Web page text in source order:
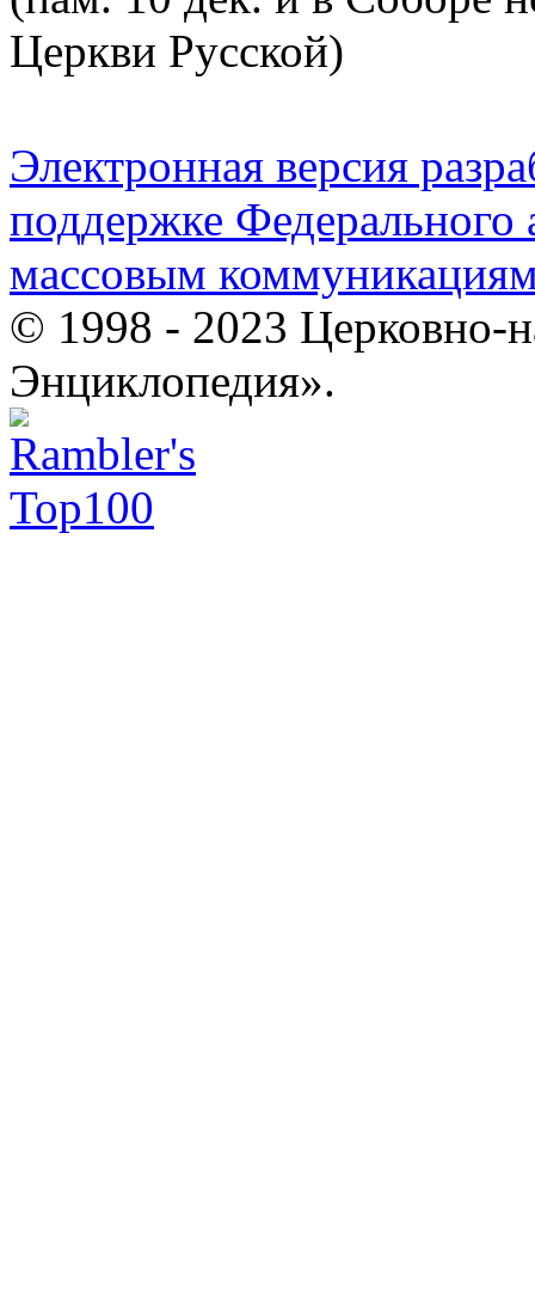
Церкви Русской)
Электронная версия
поддержке Федерального
массовым
© 1998 - 2023 Церковно-
Энциклопедия».